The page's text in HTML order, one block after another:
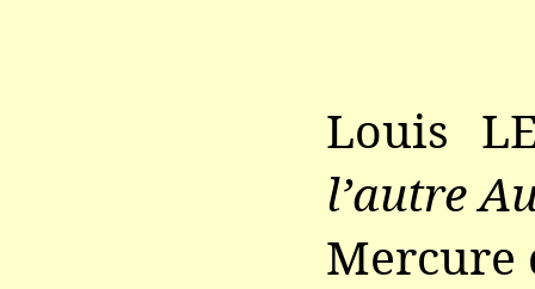
Louis
l’autre
Mercure